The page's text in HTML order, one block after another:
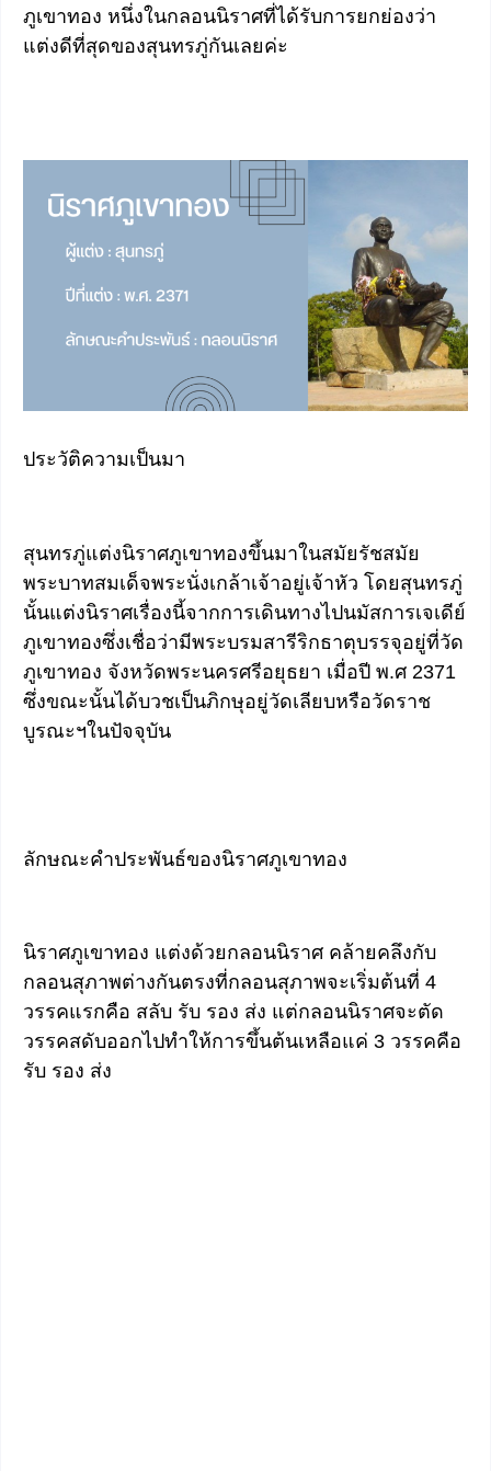
ภูเขาทอง หนึ่งในกลอนนิราศที่ได้รับการยกย่องว่า
แต่งดีที่สุดของสุนทรภู่กันเลยค่ะ
ประวัติความเป็นมา
สุนทรภู่แต่งนิราศภูเขาทองขึ้นมาในสมัยรัชสมัย
พระบาทสมเด็จพระนั่งเกล้าเจ้าอยู่เจ้าหัว โดยสุนทรภู่
นั้นแต่งนิราศเรื่องนี้จากการเดินทางไปนมัสการเจเดีย์
ภูเขาทองซึ่งเชื่อว่ามีพระบรมสารีริกธาตุบรรจุอยู่ที่วัด
ภูเขาทอง จังหวัดพระนครศรีอยุธยา เมื่อปี พ.ศ 2371
ซึ่งขณะนั้นได้บวชเป็นภิกษุอยู่วัดเลียบหรือวัดราช
บูรณะฯในปัจจุบัน
ลักษณะคำประพันธ์ของนิราศภูเขาทอง
นิราศภูเขาทอง แต่งด้วยกลอนนิราศ คล้ายคลึงกับ
กลอนสุภาพต่างกันตรงที่กลอนสุภาพจะเริ่มต้นที่ 4
วรรคแรกคือ สลับ รับ รอง ส่ง แต่กลอนนิราศจะตัด
วรรคสดับออกไปทำให้การขึ้นต้นเหลือแค่ 3 วรรคคือ
รับ รอง ส่ง